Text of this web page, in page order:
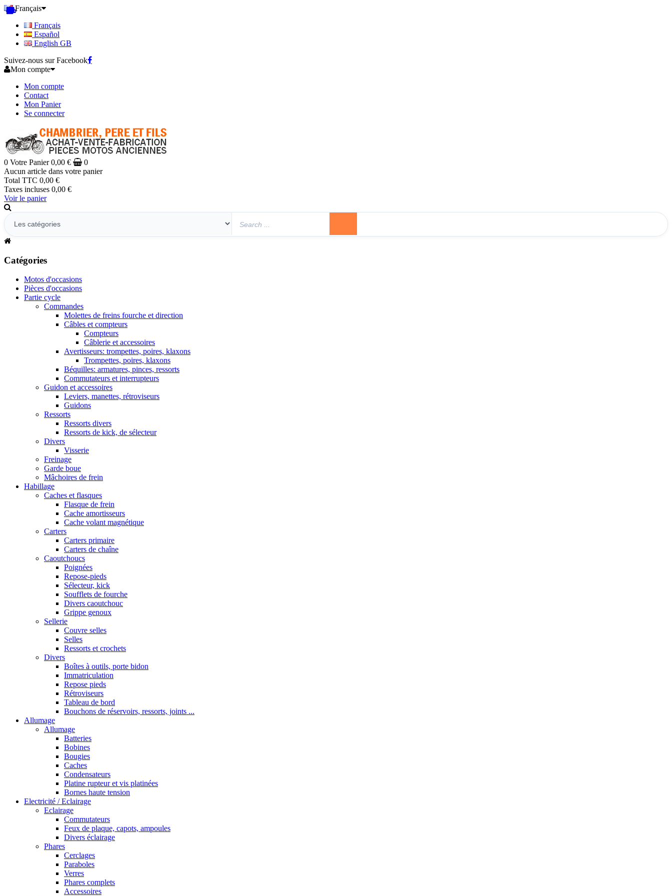
Français
Français
Español
English GB
Suivez-nous sur Facebook
Mon compte
Mon compte
Contact
Mon Panier
Se connecter
0 Votre Panier 0,00 €
0
Aucun article dans votre panier
Total TTC 0,00 €
Taxes incluses 0,00 €
Voir le panier
Catégories
Motos d'occasions
Pièces d'occasions
Partie cycle
Commandes
Molettes de freins fourche et direction
Câbles et compteurs
Compteurs
Câblerie et accessoires
Avertisseurs: trompettes, poires, klaxons
Trompettes, poires, klaxons
Béquilles: armatures, pinces, ressorts
Commutateurs et interrupteurs
Guidon et accessoires
Leviers, manettes, rétroviseurs
Guidons
Ressorts
Ressorts divers
Ressorts de kick, de sélecteur
Divers
Visserie
Freinage
Garde boue
Mâchoires de frein
Habillage
Caches et flasques
Flasque de frein
Cache amortisseurs
Cache volant magnétique
Carters
Carters primaire
Carters de chaîne
Caoutchoucs
Poignées
Repose-pieds
Sélecteur, kick
Soufflets de fourche
Divers caoutchouc
Grippe genoux
Sellerie
Couvre selles
Selles
Ressorts et crochets
Divers
Boîtes à outils, porte bidon
Immatriculation
Repose pieds
Rétroviseurs
Tableau de bord
Bouchons de réservoirs, ressorts, joints ...
Allumage
Allumage
Batteries
Bobines
Bougies
Caches
Condensateurs
Platine rupteur et vis platinées
Bornes haute tension
Electricité / Eclairage
Eclairage
Commutateurs
Feux de plaque, capots, ampoules
Divers éclairage
Phares
Cerclages
Paraboles
Verres
Phares complets
Accessoires